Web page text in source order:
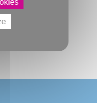
Saint-Maurice